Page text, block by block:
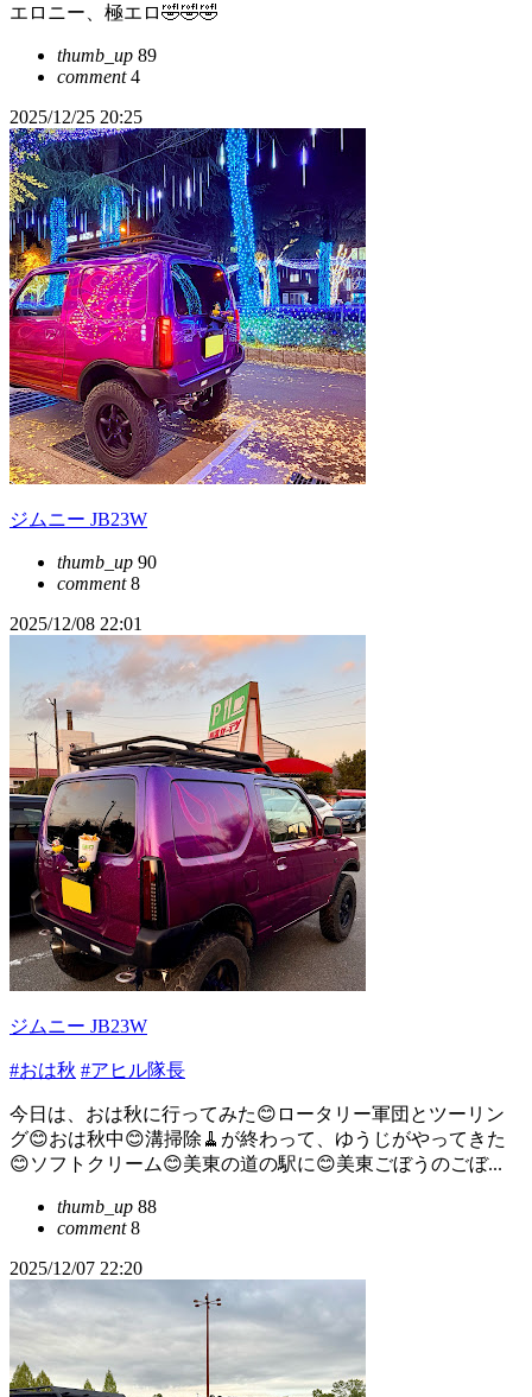
エロニー、極エロ🤣🤣🤣
thumb_up 89
comment4
2025/12/25 20:25
ジムニー JB23W
thumb_up 90
comment8
2025/12/08 22:01
ジムニー JB23W
#おは秋 #アヒル隊長
今日は、おは秋に行ってみた😊ロータリー軍団とツーリン
グ😊おは秋中😊溝掃除🧹が終わって、ゆうじがやってきた
😊ソフトクリーム😊美東の道の駅に😊美東ごぼうのごぼ...
thumb_up 88
comment8
2025/12/07 22:20